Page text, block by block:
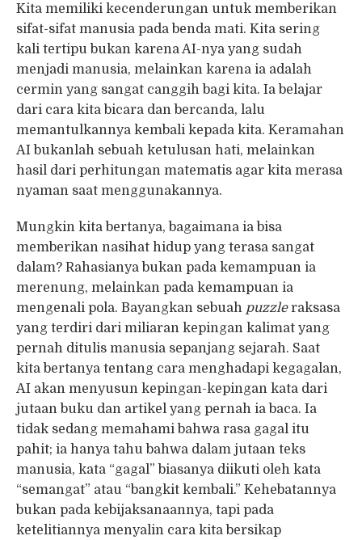
Kita memiliki kecenderungan untuk memberikan
sifat-sifat manusia pada benda mati. Kita sering
kali tertipu bukan karena AI-nya yang sudah
menjadi manusia, melainkan karena ia adalah
cermin yang sangat canggih bagi kita. Ia belajar
dari cara kita bicara dan bercanda, lalu
memantulkannya kembali kepada kita. Keramahan
AI bukanlah sebuah ketulusan hati, melainkan
hasil dari perhitungan matematis agar kita merasa
nyaman saat menggunakannya.
Mungkin kita bertanya, bagaimana ia bisa
memberikan nasihat hidup yang terasa sangat
dalam? Rahasianya bukan pada kemampuan ia
merenung, melainkan pada kemampuan ia
mengenali pola. Bayangkan sebuah puzzleraksasa
yang terdiri dari miliaran kepingan kalimat yang
pernah ditulis manusia sepanjang sejarah. Saat
kita bertanya tentang cara menghadapi kegagalan,
AI akan menyusun kepingan-kepingan kata dari
jutaan buku dan artikel yang pernah ia baca. Ia
tidak sedang memahami bahwa rasa gagal itu
pahit; ia hanya tahu bahwa dalam jutaan teks
manusia, kata “gagal” biasanya diikuti oleh kata
“semangat” atau “bangkit kembali.” Kehebatannya
bukan pada kebijaksanaannya, tapi pada
ketelitiannya menyalin cara kita bersikap